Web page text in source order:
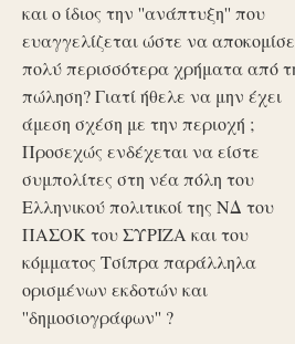
και ο ίδιος την ''ανάπτυξη'' που
ευαγγελίζεται ώστε να
πολύ περισσότερα χρήματα από
πώληση? Γιατί ήθελε να μην έχει
άμεση σχέση με την περιοχή ;
Προσεχώς ενδέχεται να είστε
συμπολίτες στη νέα πόλη του
Ελληνικού πολιτικοί της ΝΔ του
ΠΑΣΟΚ του ΣΥΡΙΖΑ και του
κόμματος Τσίπρα παράλληλα
ορισμένων εκδοτών και
''δημοσιογράφων'' ?